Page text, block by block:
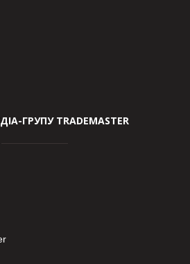
ГРУПУ TRADEMASTER